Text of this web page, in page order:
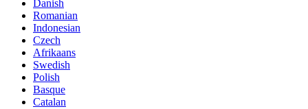
Danish
Romanian
Indonesian
Czech
Afrikaans
Swedish
Polish
Basque
Catalan